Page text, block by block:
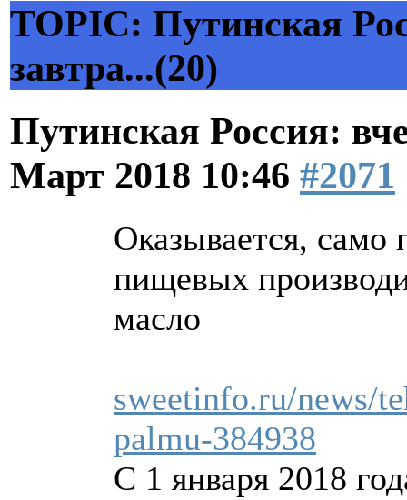
TOPIC: Путинская
завтра...(20)
Путинская Россия:
Март 2018 10:46 #2071
Оказывается, само
пищевых
масло
sweetinfo.ru/news/
palmu-384938
С 1 января 2018